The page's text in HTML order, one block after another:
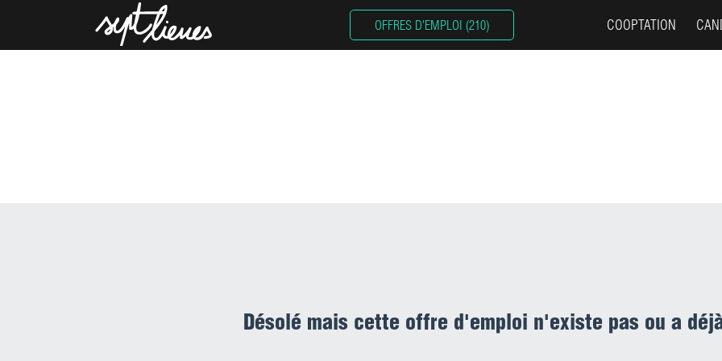
pouvez filtrer et affiner votre
OFFRES D'EMPLOI (210) COOPTATION
Désolé mais cette offre d'emploi n'existe pas ou a